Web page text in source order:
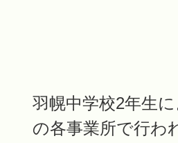
羽幌中学校2年生
の各事業所で行わ